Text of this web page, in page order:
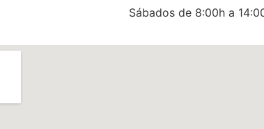
Sábados de 8:00h a